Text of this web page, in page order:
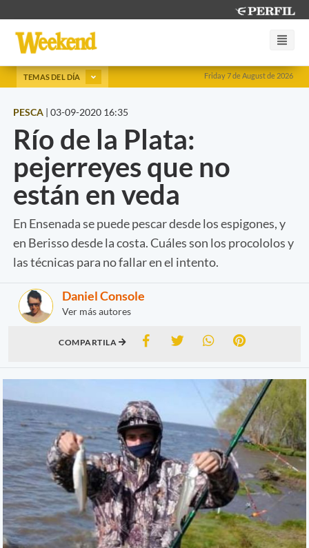
Friday 7 de August de 2026
TEMAS DEL DÍA
PESCA | 03-09-2020 16:35
Río de la Plata:
pejerreyes que no
están en veda
En Ensenada se puede pescar desde los espigones, y
en Berisso desde la costa. Cuáles son los procololos y
las técnicas para no fallar en el intento.
Daniel Console
Ver más autores
COMPARTILA